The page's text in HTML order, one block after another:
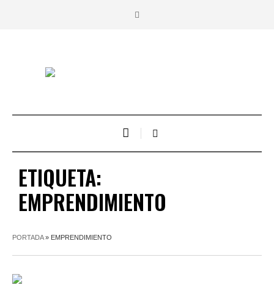
ETIQUETA:
EMPRENDIMIENTO
PORTADA» EMPRENDIMIENTO